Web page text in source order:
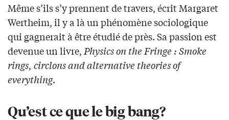
Même s’ils s’y prennent de travers, écrit Margaret
Wertheim, il y a là un phénomène sociologique
qui gagnerait à être étudié de près. Sa passion est
devenue un livre, Physics on the Fringe : Smoke
rings, circlons and alternative theories of
everything.
Qu’est ce que le big bang?